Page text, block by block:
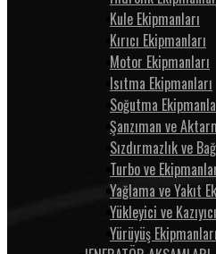
Kule Ekipmanları
Kırıcı Ekipmanları
Motor Ekipmanları
Isıtma Ekipmanları
Soğutma
Şanzıman ve
Sızdırmazlık ve
Turbo ve
Yağlama ve Yakıt
Yükleyici ve
Yürüyüş Ekipmanları